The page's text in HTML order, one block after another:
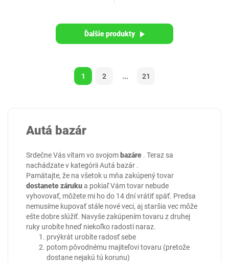
Ďalšie produkty
1 2 ... 21
Autá bazár
Srdečne Vás vítam vo svojom bazáre . Teraz sa
nachádzate v kategóriiAutá bazár .
Pamätajte, že na všetok u mňa zakúpený tovar
dostanete zárukua pokiaľ Vám tovar nebude
vyhovovať, môžete mi ho do 14 dní vrátiť späť. Predsa
nemusíme kupovať stále nové veci, aj staršia vec môže
ešte dobre slúžiť. Navyše zakúpením tovaru z druhej
ruky urobíte hneď niekoľko radostí naraz.
prvýkrát urobíte radosť sebe
potom pôvodnému majiteľovi tovaru (pretože
dostane nejakú tú korunu)